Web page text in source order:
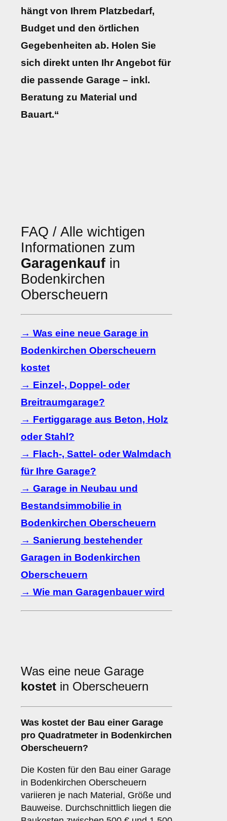
hängt von Ihrem Platzbedarf,
Budget und den örtlichen
Gegebenheiten ab. Holen Sie
sich direkt unten Ihr Angebot für
die passende Garage – inkl.
Beratung zu Material und
Bauart.“
FAQ / Alle wichtigen
Informationen zum
Garagenkauf in
Bodenkirchen
Oberscheuern
→ Was eine neue Garage in
Bodenkirchen Oberscheuern
kostet
→ Einzel-, Doppel- oder
Breitraumgarage?
→ Fertiggarage aus Beton, Holz
oder Stahl?
→ Flach-, Sattel- oder Walmdach
für Ihre Garage?
→ Garage in Neubau und
Bestandsimmobilie in
Bodenkirchen Oberscheuern
→ Sanierung bestehender
Garagen in Bodenkirchen
Oberscheuern
→ Wie man Garagenbauer wird
Was eine neue Garage
kostet in Oberscheuern
Was kostet der Bau einer Garage
pro Quadratmeter in Bodenkirchen
Oberscheuern?
Die Kosten für den Bau einer Garage
in Bodenkirchen Oberscheuern
variieren je nach Material, Größe und
Bauweise. Durchschnittlich liegen die